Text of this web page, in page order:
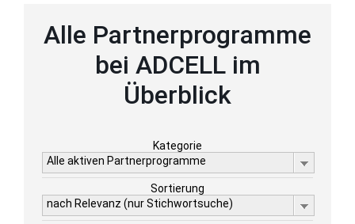
Alle Partnerprogramme
bei ADCELL im
Überblick
Kategorie
Alle aktiven Partnerprogramme
Sortierung
nach Relevanz (nur Stichwortsuche)